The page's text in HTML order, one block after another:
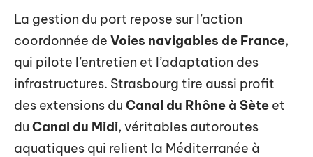
La gestion du port repose sur l’action
coordonnée de Voies navigables de France,
qui pilote l’entretien et l’adaptation des
infrastructures. Strasbourg tire aussi profit
des extensions du Canal du Rhône à Sète et
du Canal du Midi, véritables autoroutes
aquatiques qui relient la Méditerranée à